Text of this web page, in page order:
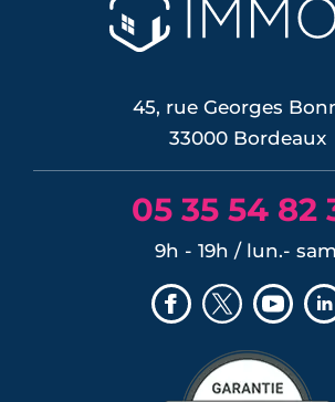
On fait le point sur ce qui
vraiment pour votre projet
sur les conditions d'emprunt
45, rue Georges
33000 Bordeaux
05 35 54 82
9h - 19h / lun.-